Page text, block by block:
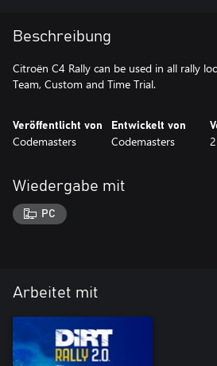
Beschreibung
Citroën C4 Rally can be used in all rally
Team, Custom and Time Trial.
Veröffentlicht von
Codemasters
Entwickelt von
Codemasters
Wiedergabe mit
PC
Arbeitet mit